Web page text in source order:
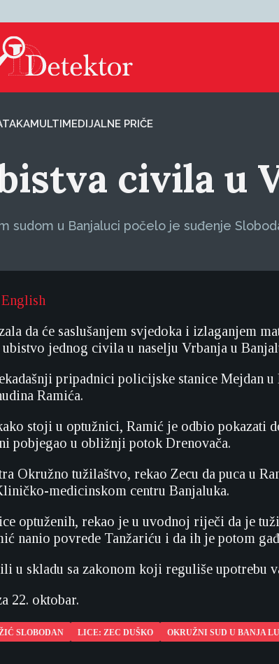
MULTIMEDIJALNE PRIČE
civila u
u Banjaluci počelo je suđenje
English
da će saslušanjem svjedoka i izlaganjem
jednog civila u naselju Vrbanja u
pripadnici policijske stanice Mejdan
Ramića.
stoji u optužnici, Ramić je odbio pokazati
pobjegao u obližnji potok Drenovača.
Okružno tužilaštvo, rekao Zecu da puca u
medicinskom centru Banjaluka.
optuženih, rekao je u uvodnoj riječi da je
nanio povrede Tanžariću i da ih je potom
u skladu sa zakonom koji reguliše upotrebu
22. oktobar.
SLOBODAN LICE: ZEC DUŠKO OKRUŽNI SUD U BANJA